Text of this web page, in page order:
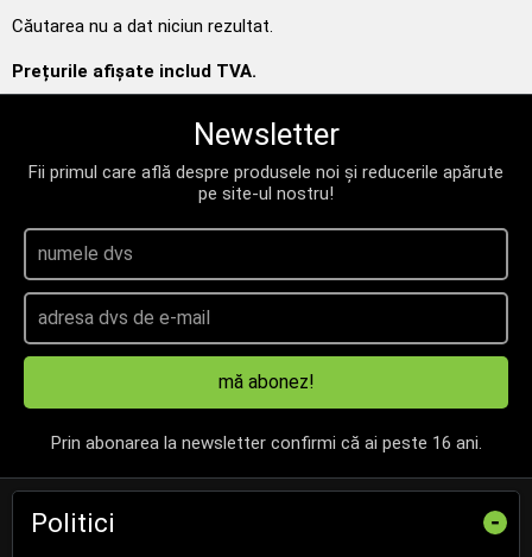
Căutarea nu a dat niciun rezultat.
Prețurile afișate includ TVA.
Newsletter
Fii primul care află despre produsele noi și reducerile apărute
pe site-ul nostru!
mă abonez!
Prin abonarea la newsletter confirmi că ai peste 16 ani.
Politici -